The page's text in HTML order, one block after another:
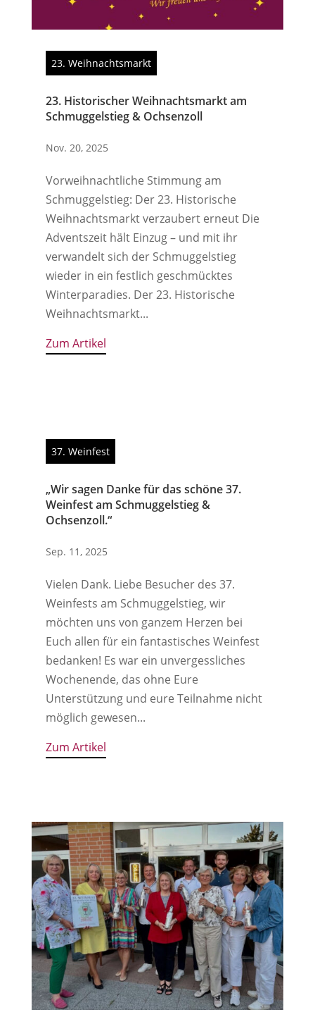
23. Weihnachtsmarkt
23. Historischer Weihnachtsmarkt am
Schmuggelstieg & Ochsenzoll
Nov. 20, 2025
Vorweihnachtliche Stimmung am
Schmuggelstieg: Der 23. Historische
Weihnachtsmarkt verzaubert erneut Die
Adventszeit hält Einzug – und mit ihr
verwandelt sich der Schmuggelstieg
wieder in ein festlich geschmücktes
Winterparadies. Der 23. Historische
Weihnachtsmarkt...
Zum Artikel
37. Weinfest
„Wir sagen Danke für das schöne 37.
Weinfest am Schmuggelstieg &
Ochsenzoll.“
Sep. 11, 2025
Vielen Dank. Liebe Besucher des 37.
Weinfests am Schmuggelstieg, wir
möchten uns von ganzem Herzen bei
Euch allen für ein fantastisches Weinfest
bedanken! Es war ein unvergessliches
Wochenende, das ohne Eure
Unterstützung und eure Teilnahme nicht
möglich gewesen...
Zum Artikel